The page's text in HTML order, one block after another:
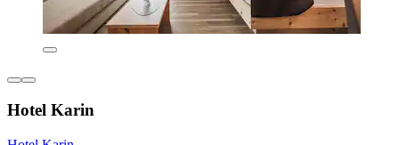
Hotel Karin